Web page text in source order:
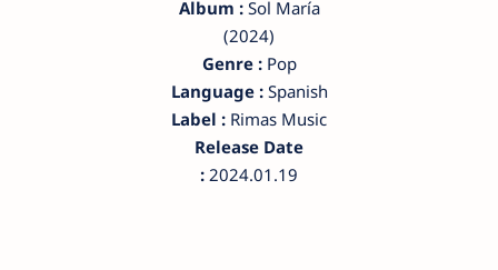
Album :Sol María
(2024)
Genre :Pop
Language :Spanish
Label : Rimas Music
Release Date
: 2024.01.19